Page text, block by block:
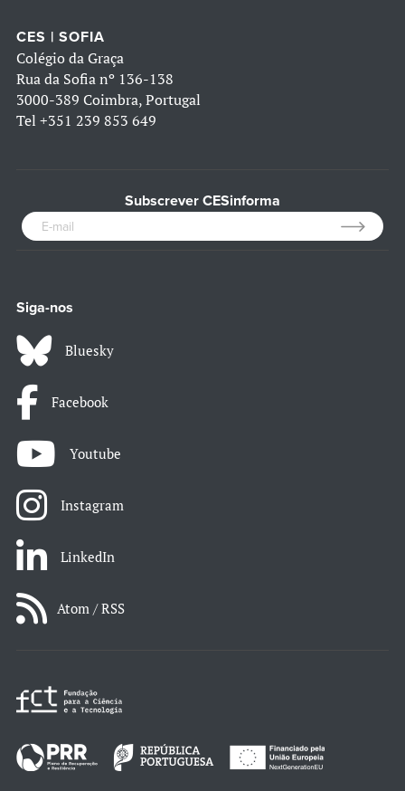
CES | SOFIA
Colégio da Graça
Rua da Sofia nº 136-138
3000-389 Coimbra, Portugal
Tel +351 239 853 649
Subscrever CESinforma
Siga-nos
Bluesky
Facebook
Youtube
Instagram
LinkedIn
Atom / RSS